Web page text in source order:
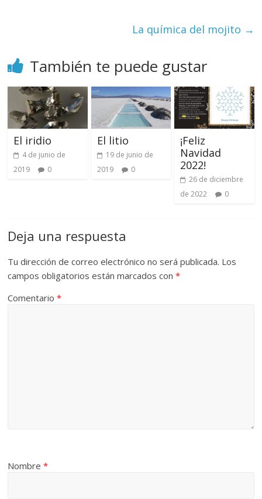
La química del mojito →
También te puede gustar
El iridio
4 de junio de
2019
0
El litio
19 de junio de
2019
0
¡Feliz
Navidad
2022!
26 de diciembre
de 2022
0
Deja una respuesta
Tu dirección de correo electrónico no será publicada. Los
campos obligatorios están marcados con*
Comentario*
Nombre*